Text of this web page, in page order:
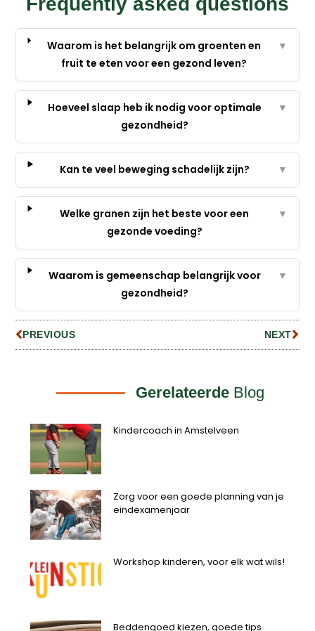
Waarom is het belangrijk om groenten en
fruit te eten voor een gezond leven?
▼
Hoeveel slaap heb ik nodig voor optimale
gezondheid?
▼
Kan te veel beweging schadelijk zijn? ▼
Welke granen zijn het beste voor een
gezonde voeding?
▼
Waarom is gemeenschap belangrijk voor
gezondheid?
▼
PREVIOUS NEXT
Gerelateerde Blog
Kindercoach in Amstelveen
Zorg voor een goede planning van je
eindexamenjaar
Workshop kinderen, voor elk wat wils!
Beddengoed kiezen, goede tips